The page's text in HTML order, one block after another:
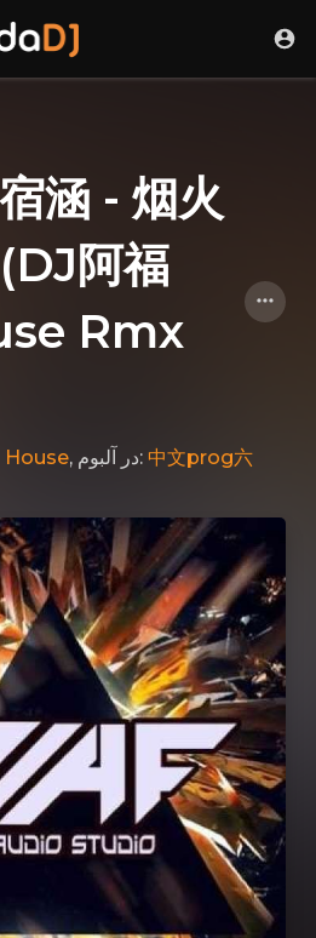
涵 - 烟火
阿福
Rmx
House , در آلبوم: 中文prog六